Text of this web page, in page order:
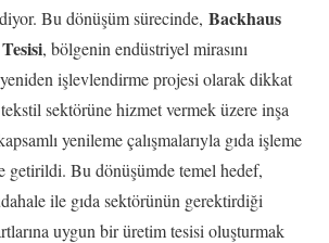
Bu dönüşüm sürecinde, Backhaus
, bölgenin endüstriyel mirasını
yeniden işlevlendirme projesi olarak dikkat
sektörüne hizmet vermek üzere inşa
yenileme çalışmalarıyla gıda işleme
getirildi. Bu dönüşümde temel hedef,
ile gıda sektörünün gerektirdiği
uygun bir üretim tesisi oluşturmak